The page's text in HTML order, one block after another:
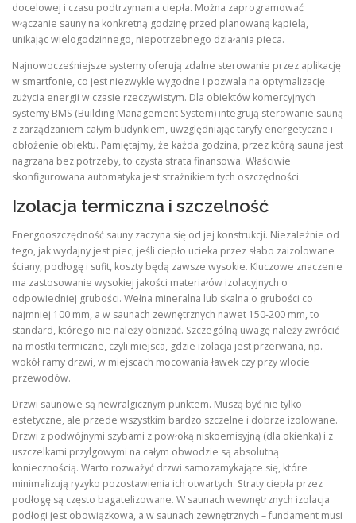
docelowej i czasu podtrzymania ciepła. Można zaprogramować
włączanie sauny na konkretną godzinę przed planowaną kąpielą,
unikając wielogodzinnego, niepotrzebnego działania pieca.
Najnowocześniejsze systemy oferują zdalne sterowanie przez aplikację
w smartfonie, co jest niezwykle wygodne i pozwala na optymalizację
zużycia energii w czasie rzeczywistym. Dla obiektów komercyjnych
systemy BMS (Building Management System) integrują sterowanie sauną
z zarządzaniem całym budynkiem, uwzględniając taryfy energetyczne i
obłożenie obiektu. Pamiętajmy, że każda godzina, przez którą sauna jest
nagrzana bez potrzeby, to czysta strata finansowa. Właściwie
skonfigurowana automatyka jest strażnikiem tych oszczędności.
Izolacja termiczna i szczelność
Energooszczędność sauny zaczyna się od jej konstrukcji. Niezależnie od
tego, jak wydajny jest piec, jeśli ciepło ucieka przez słabo zaizolowane
ściany, podłogę i sufit, koszty będą zawsze wysokie. Kluczowe znaczenie
ma zastosowanie wysokiej jakości materiałów izolacyjnych o
odpowiedniej grubości. Wełna mineralna lub skalna o grubości co
najmniej 100 mm, a w saunach zewnętrznych nawet 150-200 mm, to
standard, którego nie należy obniżać. Szczególną uwagę należy zwrócić
na mostki termiczne, czyli miejsca, gdzie izolacja jest przerwana, np.
wokół ramy drzwi, w miejscach mocowania ławek czy przy wlocie
przewodów.
Drzwi saunowe są newralgicznym punktem. Muszą być nie tylko
estetyczne, ale przede wszystkim bardzo szczelne i dobrze izolowane.
Drzwi z podwójnymi szybami z powłoką niskoemisyjną (dla okienka) i z
uszczelkami przylgowymi na całym obwodzie są absolutną
koniecznością. Warto rozważyć drzwi samozamykające się, które
minimalizują ryzyko pozostawienia ich otwartych. Straty ciepła przez
podłogę są często bagatelizowane. W saunach wewnętrznych izolacja
podłogi jest obowiązkowa, a w saunach zewnętrznych – fundament musi